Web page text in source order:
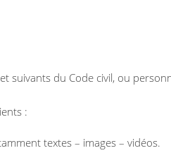
du Code civil, ou
:
textes – images – vidéos.